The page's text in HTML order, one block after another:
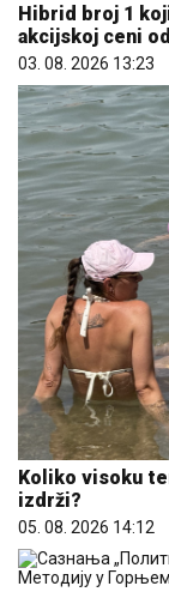
Hibrid broj 1
akcijskoj ceni
03. 08. 2026 13:23
Koliko visoku
izdrži?
05. 08. 2026 14:12